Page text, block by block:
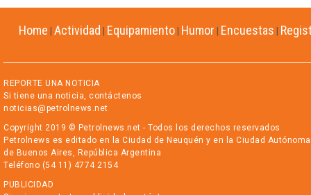
Home Actividad Equipamiento Humor Encuestas
REPORTE UNA NOTICIA
Si tiene una noticia, contáctenos
noticias@petrolnews.net
Copyright 2019 © Petrolnews.net - Todos los derechos reservados
Petrolnews es editado en la Ciudad de Neuquén y en la Ciudad Autónoma
de Buenos Aires, República Argentina
Teléfono (54 11) 4774 2154
PUBLICIDAD